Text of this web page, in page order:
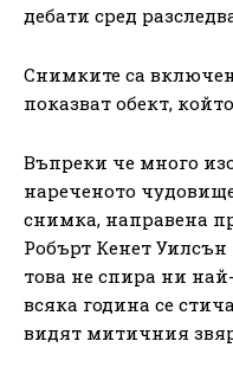
дебати сред
Снимките са
показват обект,
Въпреки че много
нареченото
снимка, направена
Робърт Кенет
това не спира ни
всяка година се
видят митичния